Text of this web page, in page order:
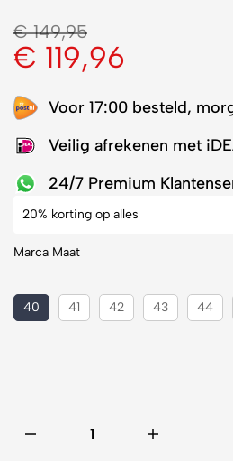
€149,95
€ 119,96
Voor 17:00 besteld,
Veilig afrekenen met
24/7 Premium
20% korting op alles
Marca Maat
40 41 42 43 44